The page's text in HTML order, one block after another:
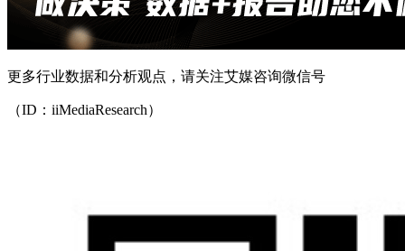
更多行业数据和分析观点，请关注艾媒咨询微信号
（ID：iiMediaResearch）